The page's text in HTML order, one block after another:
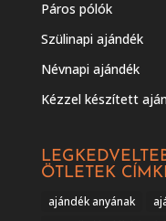
Páros pólók
Szülinapi ajándék
Névnapi ajándék
Kézzel készített
ÖTLETEK
ajándék anyának